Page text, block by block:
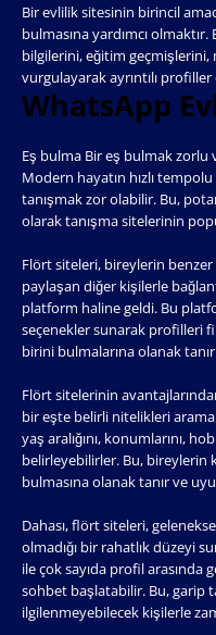
Bir evlilik sitesinin birincil
bulmasına yardımcı
bilgilerini, eğitim geçmişlerini,
vurgulayarak ayrıntılı
WhatsApp
Eş bulma Bir eş bulmak zorlu
Modern hayatın hızlı
tanışmak zor olabilir. Bu,
olarak tanışma sitelerinin
Flört siteleri, bireylerin benzer
paylaşan diğer kişilerle
platform haline geldi. Bu
seçenekler sunarak profilleri
birini bulmalarına olanak
Flört sitelerinin
bir eşte belirli nitelikleri
yaş aralığını, konumlarını,
belirleyebilirler. Bu, bireylerin
bulmasına olanak tanır ve
Dahası, flört siteleri,
olmadığı bir rahatlık düzeyi
ile çok sayıda profil arasında
sohbet başlatabilir. Bu, garip
ilgilenmeyebilecek kişilerle